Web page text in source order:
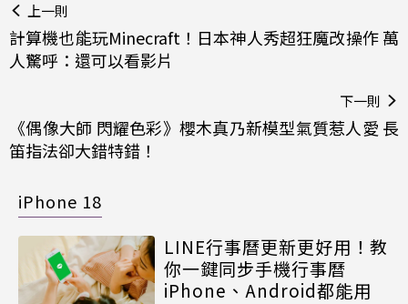
上一則
計算機也能玩Minecraft！日本神人秀超狂魔改操作 萬
人驚呼：還可以看影片
下一則
《偶像大師 閃耀色彩》櫻木真乃新模型氣質惹人愛 長
笛指法卻大錯特錯！
iPhone 18
LINE行事曆更新更好用！教
你一鍵同步手機行事曆
iPhone、Android都能用